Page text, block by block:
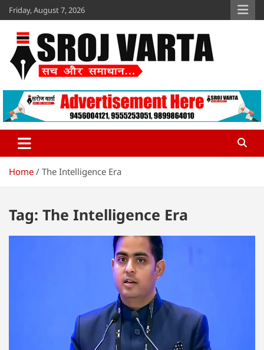
Skip
to
content
Friday, August 7, 2026
Sroj Varta
www.srojvarta.in
Home The Intelligence Era
Tag: The Intelligence Era